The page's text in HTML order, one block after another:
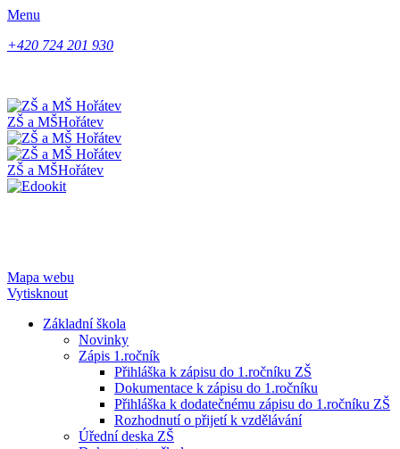
Menu
+420 724 201 930
ZŠ a MŠHořátev
ZŠ a MŠHořátev
Mapa webu
Vytisknout
Základní škola
Novinky
Zápis 1.ročník
Přihláška k zápisu do 1.ročníku ZŠ
Dokumentace k zápisu do 1.ročníku
Přihláška k dodatečnému zápisu do 1.ročníku ZŠ
Rozhodnutí o přijetí k vzdělávání
Úřední deska ZŠ